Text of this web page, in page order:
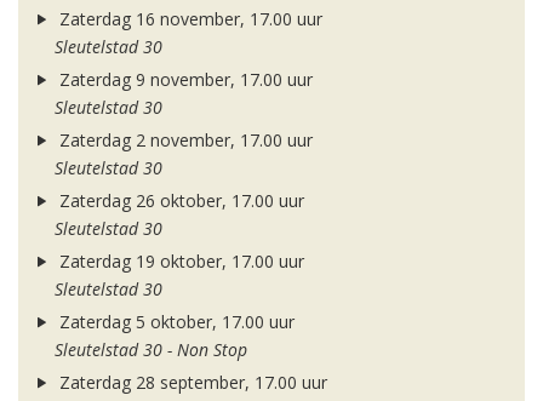
Zaterdag 16 november, 17.00 uur
Sleutelstad 30
Zaterdag 9 november, 17.00 uur
Sleutelstad 30
Zaterdag 2 november, 17.00 uur
Sleutelstad 30
Zaterdag 26 oktober, 17.00 uur
Sleutelstad 30
Zaterdag 19 oktober, 17.00 uur
Sleutelstad 30
Zaterdag 5 oktober, 17.00 uur
Sleutelstad 30 - Non Stop
Zaterdag 28 september, 17.00 uur